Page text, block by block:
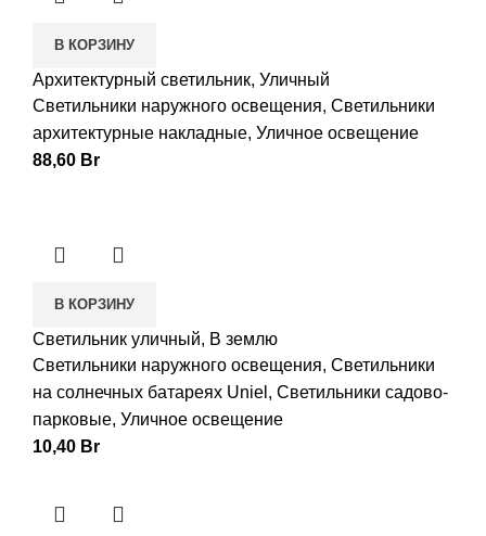
В КОРЗИНУ
Архитектурный светильник, Уличный
Светильники наружного освещения, Светильники
архитектурные накладные, Уличное освещение
88,60 Br
В КОРЗИНУ
Светильник уличный, В землю
Светильники наружного освещения, Светильники
на солнечных батареях Uniel , Светильники садово-
парковые, Уличное освещение
10,40 Br